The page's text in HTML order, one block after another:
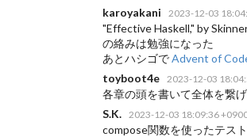
karoyakani 2023-12-03
"Effective Haskell," by
の絡みは勉強になった
あとハシゴでAdvent of
toyboot4e
2023-12-03
各章の頭を書いて全体を繋
S.K.
2023-12-03 18:09:36
compose関数を使ったテス